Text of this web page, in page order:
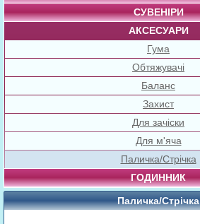
СУВЕНІРИ
АКСЕСУАРИ
Гума
Обтяжувачі
Баланс
Захист
Для зачіски
Для м'яча
Паличка/Стрічка
ГОДИННИК
Паличка/Стрічка